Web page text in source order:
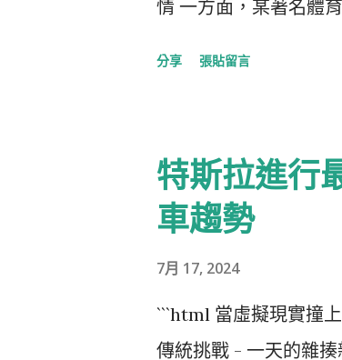
情 一方面，某著名體
步同樣引人注目。一
一新。這款產品的創
還引發了消費者的熱
生活方式 ，推動行業
分享 張貼留言
特斯拉進行
車趨勢
7月 17, 2024
```html 當虛擬現實撞
傳統挑戰 - 一天的雜